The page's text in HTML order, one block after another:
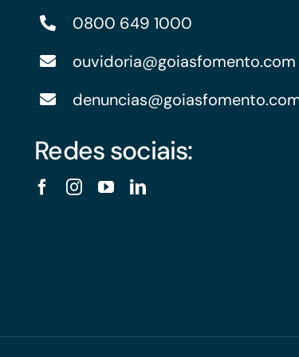
0800 649 1000
ouvidoria@goiasfomento.com
Redes sociais: